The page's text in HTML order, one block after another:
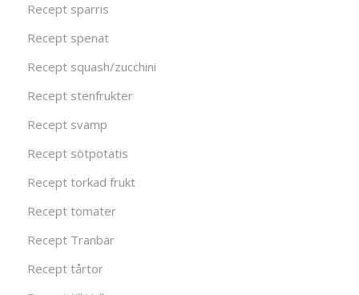
Recept sparris
Recept spenat
Recept squash/zucchini
Recept stenfrukter
Recept svamp
Recept sötpotatis
Recept torkad frukt
Recept tomater
Recept Tranbär
Recept tårtor